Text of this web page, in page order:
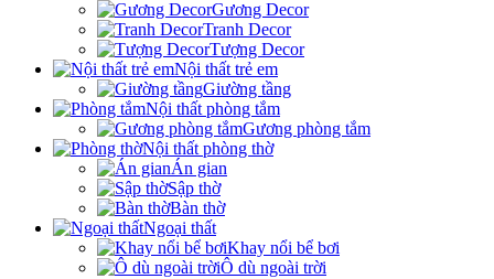
Gương Decor
Tranh Decor
Tượng Decor
Nội thất trẻ em
Giường tầng
Nội thất phòng tắm
Gương phòng tắm
Nội thất phòng thờ
Án gian
Sập thờ
Bàn thờ
Ngoại thất
Khay nổi bể bơi
Ô dù ngoài trời